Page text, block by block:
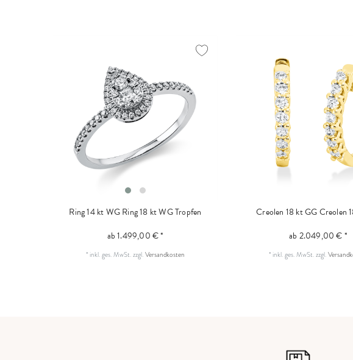
Ring 14 kt WGRing 18 kt WG Tropfen
ab 1.499,00 € *
* inkl. ges. MwSt.zzgl.Versandkosten
Creolen 18 kt GGCreolen
ab 2.049,00 € *
* inkl. ges. MwSt.zzgl.